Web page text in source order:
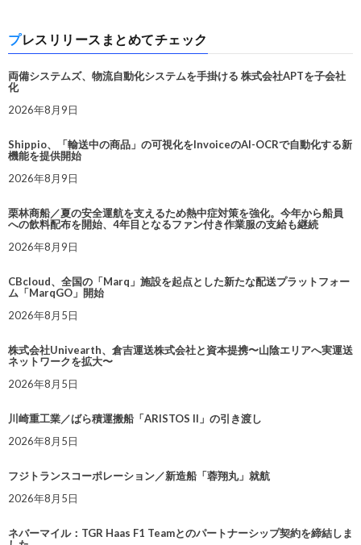
プレスリリースまとめてチェック
両備システムズ、物流自動化システムを手掛ける 株式会社APTを子会社
化
2026年8月9日
Shippio、「輸送中の商品」の可視化をInvoiceのAI-OCRで自動化する新
機能を提供開始
2026年8月9日
栗林商船／夏の安全運航を支えるため熱中症対策を強化。今年から船員
への飲料配布を開始、4年目となるファン付き作業服の支給も継続
2026年8月9日
CBcloud、全国の「Marq」施設を起点とした新たな配送プラットフォー
ム「MarqGO」開始
2026年8月5日
株式会社Univearth、倉吉運送株式会社と資本提携〜山陰エリアへ実運送
ネットワークを拡大〜
2026年8月5日
川崎重工業／ばら積運搬船「ARISTOS II」の引き渡し
2026年8月5日
フジトランスコーポレーション／新造船「蓉翔丸」就航
2026年8月5日
ネバーマイル：TGR Haas F1 Teamとのパートナーシップ契約を締結しま